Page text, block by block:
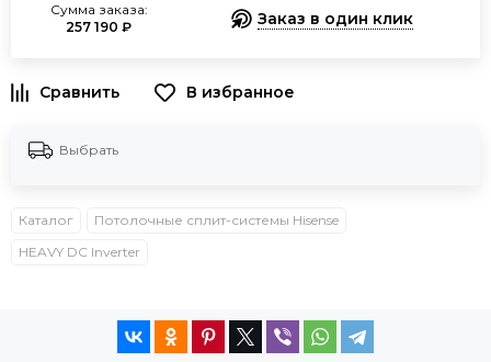
Сумма заказа:
257 190 ₽
Заказ в один клик
В избранное
Выбрать
Каталог
Потолочные сплит-системы Hisense
HEAVY DC Inverter